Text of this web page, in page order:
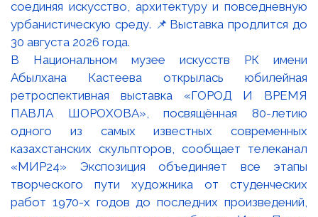
В Национальном музее искусств РК имени
Абылхана Кастеева открылась юбилейная
ретроспективная выставка «ГОРОД И ВРЕМЯ
ПАВЛА ШОРОХОВА», посвящённая 80-летию
одного из самых известных современных
казахстанских скульпторов, сообщает телеканал
«МИР24» Экспозиция объединяет все этапы
творческого пути художника от студенческих
работ 1970-х годов до последних произведений,